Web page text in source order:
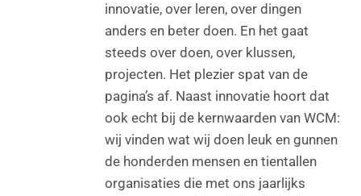
innovatie, over leren, over dingen
anders en beter doen. En het gaat
steeds over doen, over klussen,
projecten. Het plezier spat van de
pagina’s af. Naast innovatie hoort dat
ook echt bij de kernwaarden van WCM:
wij vinden wat wij doen leuk en gunnen
de honderden mensen en tientallen
organisaties die met ons jaarlijks